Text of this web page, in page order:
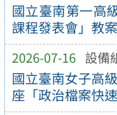
國立臺南第一高
課程發表會」教
2026-07-16 設備
國立臺南女子高
座「政治檔案快速